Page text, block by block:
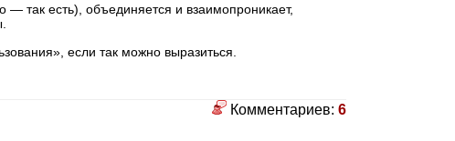
так есть), объединяется и взаимопроникает,
если так можно выразиться.
Комментариев: 6